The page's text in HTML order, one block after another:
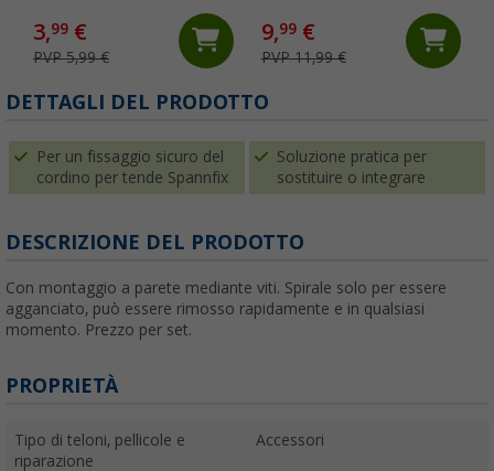
3,99 €
PVP 5,99 €
9,99€
PVP 11,99 €
DETTAGLI DEL PRODOTTO
Per un fissaggio sicuro del
cordino per tende Spannfix
Soluzione pratica per
sostituire o integrare
DESCRIZIONE DEL PRODOTTO
Con montaggio a parete mediante viti. Spirale solo per essere
agganciato, può essere rimosso rapidamente e in qualsiasi
momento. Prezzo per set.
PROPRIETÀ
Tipo di teloni, pellicole e
riparazione
Accessori